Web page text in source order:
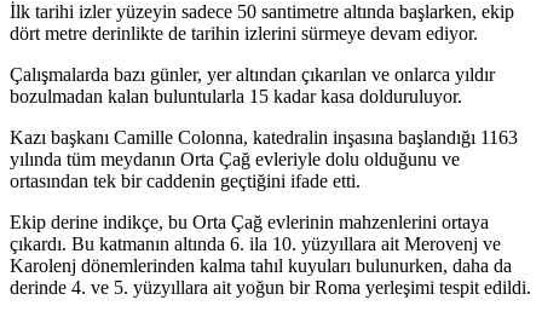
İlk tarihi izler yüzeyin sadece 50 santimetre altında başlarken, ekip
dört metre derinlikte de tarihin izlerini sürmeye devam ediyor.
Çalışmalarda bazı günler, yer altından çıkarılan ve onlarca yıldır
bozulmadan kalan buluntularla 15 kadar kasa dolduruluyor.
Kazı başkanı Camille Colonna, katedralin inşasına başlandığı 1163
yılında tüm meydanın Orta Çağ evleriyle dolu olduğunu ve
ortasından tek bir caddenin geçtiğini ifade etti.
Ekip derine indikçe, bu Orta Çağ evlerinin mahzenlerini ortaya
çıkardı. Bu katmanın altında 6. ila 10. yüzyıllara ait Merovenj ve
Karolenj dönemlerinden kalma tahıl kuyuları bulunurken, daha da
derinde 4. ve 5. yüzyıllara ait yoğun bir Roma yerleşimi tespit edildi.